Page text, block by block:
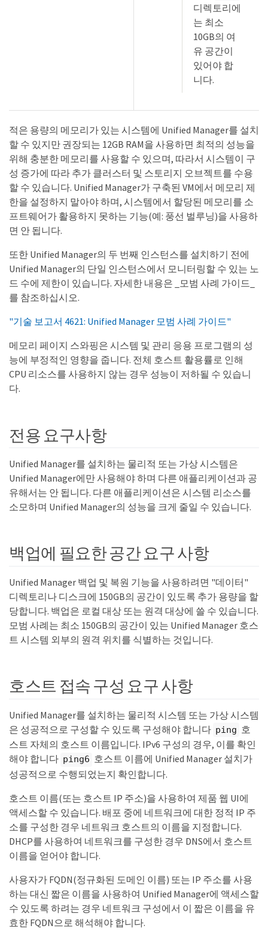
디렉토리에
는 최소
10GB의 여
유 공간이
있어야 합
니다.
적은 용량의 메모리가 있는 시스템에 Unified Manager를 설치
할 수 있지만 권장되는 12GB RAM을 사용하면 최적의 성능을
위해 충분한 메모리를 사용할 수 있으며, 따라서 시스템이 구
성 증가에 따라 추가 클러스터 및 스토리지 오브젝트를 수용
할 수 있습니다. Unified Manager가 구축된 VM에서 메모리 제
한을 설정하지 말아야 하며, 시스템에서 할당된 메모리를 소
프트웨어가 활용하지 못하는 기능(예: 풍선 벌루닝)을 사용하
면 안 됩니다.
또한 Unified Manager의 두 번째 인스턴스를 설치하기 전에
Unified Manager의 단일 인스턴스에서 모니터링할 수 있는 노
드 수에 제한이 있습니다. 자세한 내용은 _모범 사례 가이드_
를 참조하십시오.
"기술 보고서 4621: Unified Manager 모범 사례 가이드"
메모리 페이지 스와핑은 시스템 및 관리 응용 프로그램의 성
능에 부정적인 영향을 줍니다. 전체 호스트 활용률로 인해
CPU 리소스를 사용하지 않는 경우 성능이 저하될 수 있습니
다.
전용 요구사항
Unified Manager를 설치하는 물리적 또는 가상 시스템은
Unified Manager에만 사용해야 하며 다른 애플리케이션과 공
유해서는 안 됩니다. 다른 애플리케이션은 시스템 리소스를
소모하며 Unified Manager의 성능을 크게 줄일 수 있습니다.
백업에 필요한 공간 요구 사항
Unified Manager 백업 및 복원 기능을 사용하려면 "데이터"
디렉토리나 디스크에 150GB의 공간이 있도록 추가 용량을 할
당합니다. 백업은 로컬 대상 또는 원격 대상에 쓸 수 있습니다.
모범 사례는 최소 150GB의 공간이 있는 Unified Manager 호스
트 시스템 외부의 원격 위치를 식별하는 것입니다.
호스트 접속 구성 요구 사항
Unified Manager를 설치하는 물리적 시스템 또는 가상 시스템
은 성공적으로 구성할 수 있도록 구성해야 합니다 ping 호
스트 자체의 호스트 이름입니다. IPv6 구성의 경우, 이를 확인
해야 합니다 ping6 호스트 이름에 Unified Manager 설치가
성공적으로 수행되었는지 확인합니다.
호스트 이름(또는 호스트 IP 주소)을 사용하여 제품 웹 UI에
액세스할 수 있습니다. 배포 중에 네트워크에 대한 정적 IP 주
소를 구성한 경우 네트워크 호스트의 이름을 지정합니다.
DHCP를 사용하여 네트워크를 구성한 경우 DNS에서 호스트
이름을 얻어야 합니다.
사용자가 FQDN(정규화된 도메인 이름) 또는 IP 주소를 사용
하는 대신 짧은 이름을 사용하여 Unified Manager에 액세스할
수 있도록 하려는 경우 네트워크 구성에서 이 짧은 이름을 유
효한 FQDN으로 해석해야 합니다.